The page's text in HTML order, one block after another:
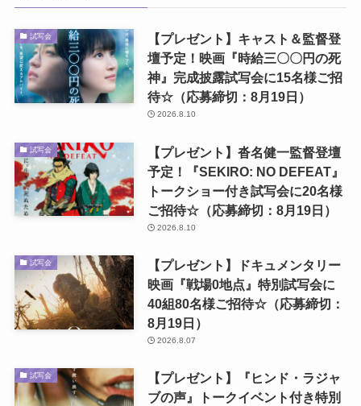
試写会
【プレゼント】キャスト＆監督登
壇予定！映画『時給三〇〇円の死
神』完成披露試写会に15名様ご招
待☆（応募締切：8月19日）
2026.8.10
試写会
【プレゼント】沓名健一監督登壇
予定！『SEKIRO: NO DEFEAT』
トークショー付き試写会に20名様
ご招待☆（応募締切：8月19日）
2026.8.10
試写会
【プレゼント】ドキュメンタリー
映画『戦場0地点』特別試写会に
40組80名様ご招待☆（応募締切：
8月19日）
2026.8.07
試写会
【プレゼント】『ヒンド・ラジャ
ブの声』トークイベント付き特別